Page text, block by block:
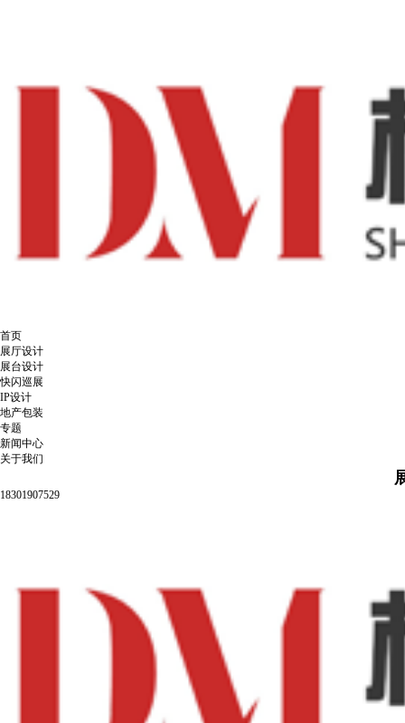
首页
展厅设计
展台设计
快闪巡展
IP设计
地产包装
专题
新闻中心
关于我们
18301907529